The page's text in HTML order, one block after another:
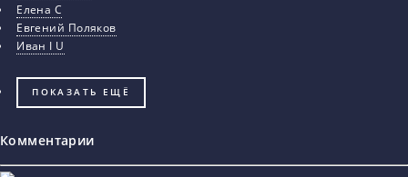
Елена С
Евгений Поляков
Иван I U
ПОКАЗАТЬ ЕЩЁ
Комментарии